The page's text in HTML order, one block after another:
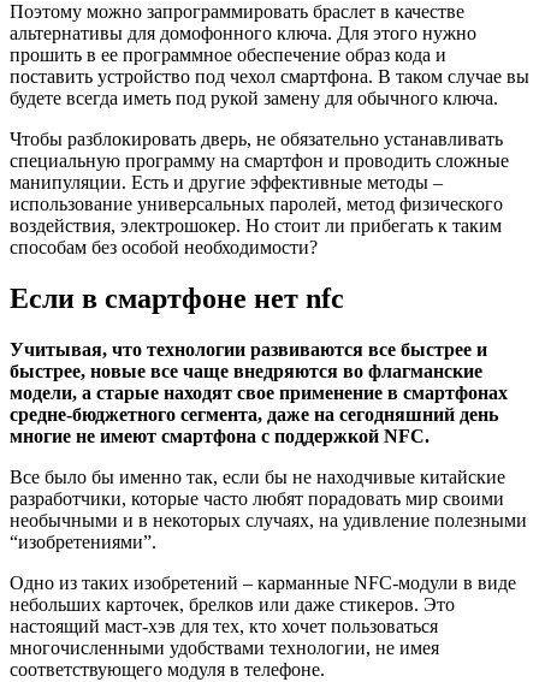
Поэтому можно запрограммировать браслет в качестве
альтернативы для домофонного ключа. Для этого нужно
прошить в ее программное обеспечение образ кода и
поставить устройство под чехол смартфона. В таком случае вы
будете всегда иметь под рукой замену для обычного ключа.
Чтобы разблокировать дверь, не обязательно устанавливать
специальную программу на смартфон и проводить сложные
манипуляции. Есть и другие эффективные методы –
использование универсальных паролей, метод физического
воздействия, электрошокер. Но стоит ли прибегать к таким
способам без особой необходимости?
Если в смартфоне нет nfc
Учитывая, что технологии развиваются все быстрее и
быстрее, новые все чаще внедряются во флагманские
модели, а старые находят свое применение в смартфонах
средне-бюджетного сегмента, даже на сегодняшний день
многие не имеют смартфона с поддержкой NFC.
Все было бы именно так, если бы не находчивые китайские
разработчики, которые часто любят порадовать мир своими
необычными и в некоторых случаях, на удивление полезными
“изобретениями”.
Одно из таких изобретений – карманные NFC-модули в виде
небольших карточек, брелков или даже стикеров. Это
настоящий маст-хэв для тех, кто хочет пользоваться
многочисленными удобствами технологии, не имея
соответствующего модуля в телефоне.